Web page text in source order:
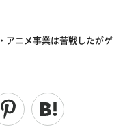
アニメ事業は苦戦したがゲ